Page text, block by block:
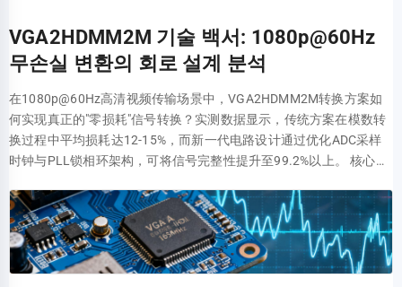
하여 협동 보호 체계를 구성합니다. 이중 차원 평가 모델의 실전 적용
평가 매트릭스: 파라미터 가중치부터 스코어카드 설계까지 정량적 평
구성은 다음과 같습니다: 포트 관리 차원 50%(전원 공급 능력 20%, 모
니터링 기능 15%, 핫플러그 15%), ESD 보호 차원 50%(방전 등급 20%,
아키텍처 설계 20%, 소자 성능 10%). 구체적인 시나리오에 따라 동적
으로 조정할 수 있습니다. 예를 들어, 실외 기지국은 ESD 가중치를
어카드는 5점 만점 제도를 채택하며, 단일 항목이 3점 미만일 경우 설
계 재검토를 트리거합니다. 대표 시나리오별 선정 대조표 (자동화 생
산 라인 / 실외 기지국 / 의료 장비) 애플리케이션 시나리오 핵심 요구
사항 추천 구성 핵심 파라미터 임계값 자동화 생산 라인 진동 방지, 높
유지하고 장비 방열에 영향을 주지 않는다는 것입니다. 예를 들어, 전
력 소모가 큰 스위치를 설치할 때 환기 구멍을 통해 장비 바닥면의 열
을 효과적으로 배출하여 국부적 과열을 방지합니다. 이러한 디테일한
설계는 장기 운전 안정성에 대한 깊은 이해를 보여줍니다. 실제 테스
트: 하중 및 공간 활용도의 이중 검증 ADJSHELFHD의 실제 성능을 검
증하기 위해 한계 하중과 공간 최적화라는 두 가지 측면에서 모의 테
스트 환경을 구축하고 정량적 평가를 진행했습니다. 한계 하중 테스
장비 모사)을 선반에 균등하게 배치하고, 다이얼 게이지를 사용하여
선반 중심점의 최대 변형량을 측정했습니다. 결과적으로, 최대 부하
상태에서 선반의 최대 처짐량은 안전 기준인 5mm보다 훨씬 낮은
2.1mm에 불과했습니다. 이는 구조적 강도가 완전히 기준을 충족하
구조적 차이입니다. 응력 해석 관점에서 볼 때, 더블 버티컬 빔과 X형
구조는 하중을 효과적으로 분산시켜 특정 포인트에 응력이 집중되는
것을 방지합니다. 실제 지지 능력을 판별하려면 제품 사양의 강판 두
께(1.5mm 이상 권장), 용접 품질(점용접보다 전면 용접이 우수), 그리
고 체결 볼트 규격(M6 이상 권장)을 확인해야 합니다. 요소 2: 공간 치
수 호환성 — 데스크 구조에 따른 인스톨레이션 방식 책상의 형태에 따
라 최적의 벽걸이 거치대 레이아웃이 달라집니다. 특히 모션 데스크의
경우 케이블 가이드 공간이 부족하므로, 케이블 정리 슬롯이나 배선
숨김 설계가 적용된 거치대를 선택해야 합니다. L자형 책상의 코너부
에 장착하는 경우, 책상 다리와 모서리를 피할 수 있도록 거치대의 포
지션 조절 가동 범위가 넓어야 합니다. 일반 책상은 설치가 가장 직관
적이지만, 본체의 원활한 수납과 포트 간섭 방지를 위해 책상 하부의
'유효 높이', '유효 깊이', 그리고 '책상 다리 간격'의 3대 변수를 정확히
파라미터를 저장합니다. 8K 케이블에서 이는 단순한 식별 구성 요소
를 넘어 전류 과부하를 방지하고 장치 안전을 보장하는 보호막 역할을
Speed HDMI' 로고가 있는 제품을 우선 선택하십시오. 시나리오 매칭:
사무용은 4K 60Hz, 게이머는 HDMI 2.1 고주사율 케이블, 전문 제작자
는 10-bit 색심도에 주목하십시오. 칩 보안: 8K 전송 안정성과 안전을
위해 반드시 E-Marker 칩이 내장되어야 합니다. 자주 묻는 질문(FAQ)
내 USB-C 포트가 비디오 출력을 지원하는지 어떻게 확인합니까? 장치
설명서나 홈페이지 사양에서 '비디오 출력', 'DisplayPort Alt Mode' 또
는 'Thunderbolt'를 확인하십시오. 번개 표시나 'DP' 표시가 있는 포트
는 대개 이 기능을 지원합니다. 미래의 8K TV 업그레이드를 위해 지금
8K 케이블을 사야 합니까? 반드시 그렇지는 않습니다. 현재 4K 장치
(3840x2160) @ 24Hz 12-bit (HDR10) ~9.52 Gbps ✅ 안정 지원 4K
(3840x2160) @ 60Hz 8-bit ~17.82 Gbps ❌ 하드웨어 병목 1080p @
트 유형부터 시공 핵심까지 HDMIPNLFM3는 "암-수" 설계를 채택하여
기존 패널 설치 시 인터페이스에 가해지는 응력 집중 문제를 해결했습
니다. 이 구조는 벽 내부 케이블의 곡률 반경을 최적화하여 과도한 굽
힘으로 인한 신호 반사 및 회손실을 줄여줍니다. 설치 시 주의 사항: 차
발생하는 전자기 간섭을 억제하십시오. 강전/약전 분리: 신호 간섭을
방지하기 위해 HDMI 케이블은 220V 전원선과 최소 15cm 이상의 간
격을 유지해야 합니다. 물리적 고정: 표준 86형 박스 설치 시 나사 강
도를 적절히 조절하여 패널 변형으로 인한 접점 압력 저하를 방지하십
VGA2HDMM2M 기술 백서: 1080p@60Hz
무손실 변환의 회로 설계 분석
在1080p@60Hz高清视频传输场景中，VGA2HDMM2M转换方案如
何实现真正的"零损耗"信号转换？实测数据显示，传统方案在模数转
换过程中平均损耗达12-15%，而新一代电路设计通过优化ADC采样
时钟与PLL锁相环架构，可将信号完整性提升至99.2%以上。 核心参
带宽，预留10%裕量 量化精度 10-bit Depth 消除色带伪影，动态范围
提升98% 时钟抖动 (RMS) < 0.3 ps 超低相位噪声，确保亚纳秒级同步
信号完整性 > 99.2% 差分阻抗匹配 + 预加重补偿电路
VGA2HDMM2M技术架构与信号流分析 VGA2HDMM2M转换器的核